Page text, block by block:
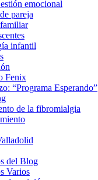
emocional
pareja
infantil
Fenix
“Programa Esperando”
de la fibromialgia
del Blog
Varios